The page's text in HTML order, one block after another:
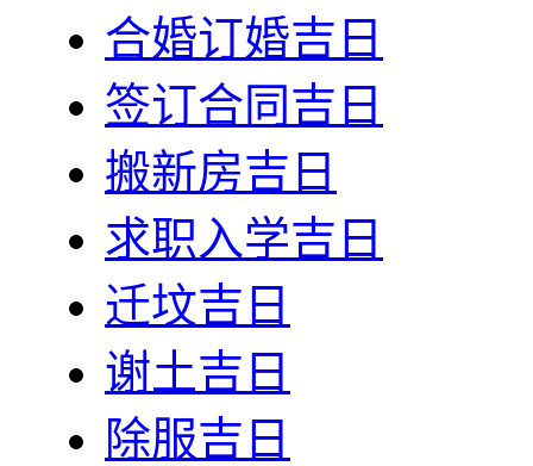
合婚订婚吉日
签订合同吉日
搬新房吉日
求职入学吉日
迁坟吉日
谢土吉日
除服吉日